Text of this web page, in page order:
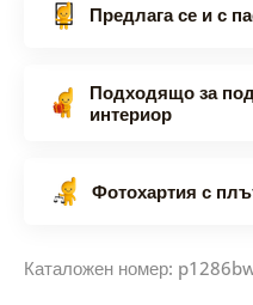
Предлага се и с
Подходящо за
интериор
Фотохартия с
Каталожен номер: